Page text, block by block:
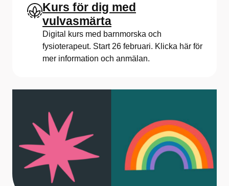
Kurs för dig med
vulvasmärta
Digital kurs med barnmorska och
fysioterapeut. Start 26 februari. Klicka här för
mer information och anmälan.